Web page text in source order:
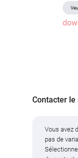
Contacter
Vous avez
pas de